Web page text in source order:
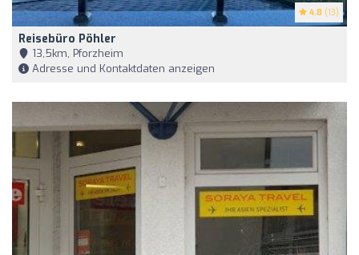
4.8 (13)
Reisebüro Pöhler
13,5km, Pforzheim
Adresse und Kontaktdaten anzeigen